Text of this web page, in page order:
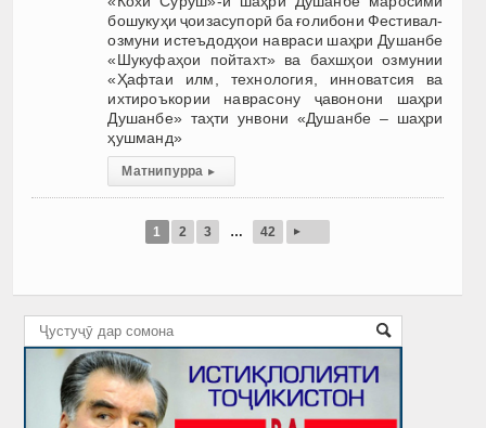
бошукуҳи ҷоизасупорӣ ба ғолибони Фестивал-
озмуни истеъдодҳои навраси шаҳри Душанбе
«Шукуфаҳои пойтахт» ва бахшҳои озмунии
«Ҳафтаи илм, технология, инноватсия ва
ихтироъкории наврасону ҷавонони шаҳри
Душанбе» таҳти унвони «Душанбе – шаҳри
ҳушманд»
Матни пурра ▸
1 2 3 … 42 ▸